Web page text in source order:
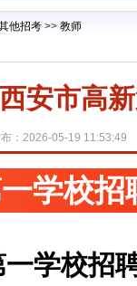
他招考 >> 教师
西安市高
：2026-05-19 11:53:49
学校招
学校招